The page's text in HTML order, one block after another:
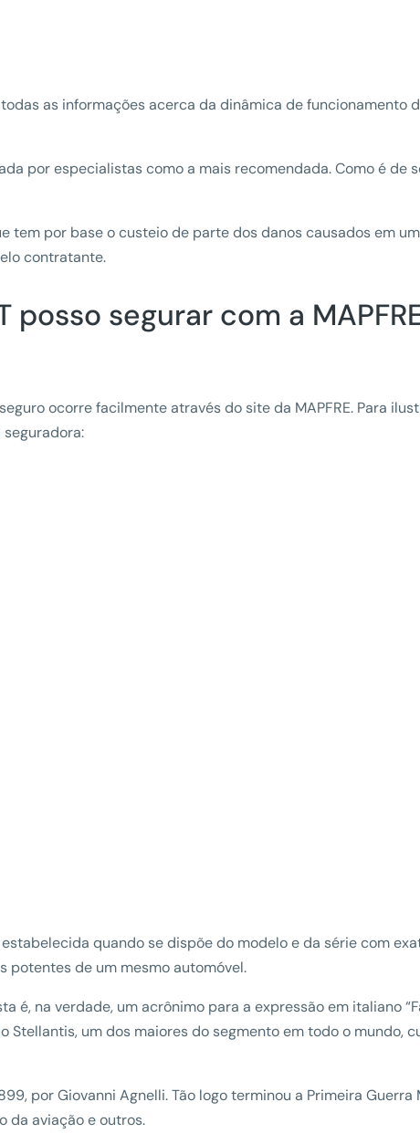
as informações acerca da dinâmica de funcionamento
por especialistas como a mais recomendada. Como é de
tem por base o custeio de parte dos danos causados em
contratante.
posso segurar com a
ocorre facilmente através do site da MAPFRE. Para
quando se dispõe do modelo e da série com
potentes de um mesmo automóvel.
é, na verdade, um acrônimo para a expressão em italiano
Stellantis, um dos maiores do segmento em todo o mundo,
por Giovanni Agnelli. Tão logo terminou a Primeira
da aviação e outros.